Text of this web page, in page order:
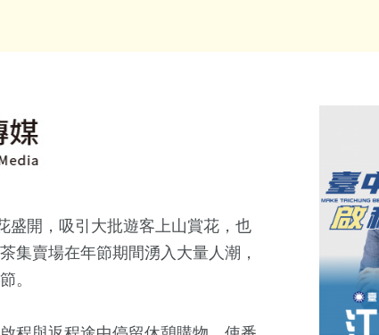
盛開，吸引大批遊客上山賞花，也
集賣場在年節期間湧入大量人潮，
。